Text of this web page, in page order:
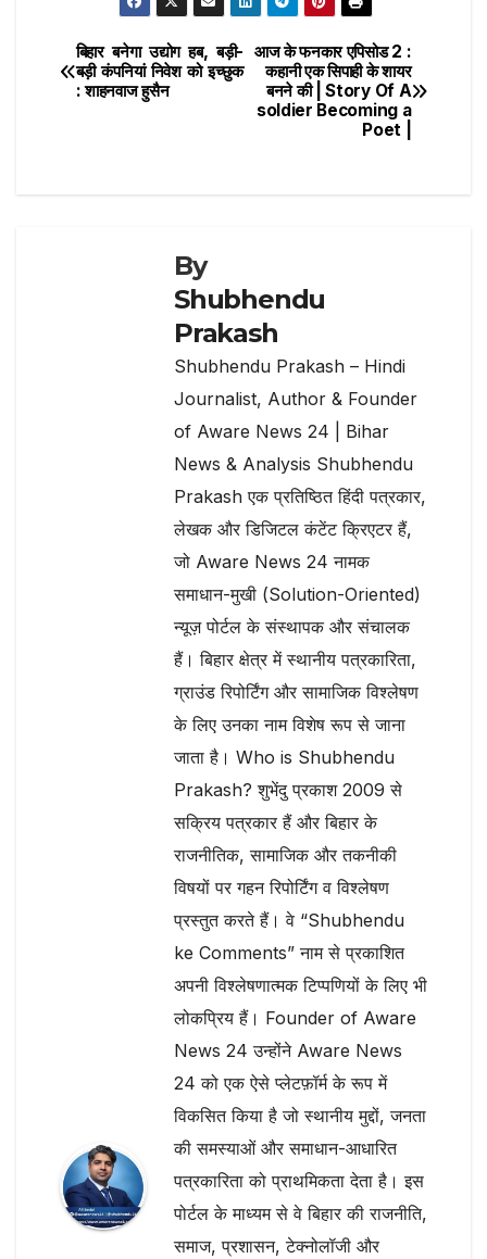
o
o
k
p
p
m
ar
e
Post
navigation
आज के फनकार एपिसोड 2 :
कहानी एक सिपाही के शायर
बनने की | Story Of A
soldier Becoming a
Poet |
बिहार बनेगा उद्योग हब, बड़ी-
बड़ी कंपनियां निवेश को इच्छुक
: शाहनवाज हुसैन
By
Shubhendu
Prakash
Shubhendu Prakash – Hindi
Journalist, Author & Founder
of Aware News 24 | Bihar
News & Analysis Shubhendu
Prakash एक प्रतिष्ठित हिंदी पत्रकार,
लेखक और डिजिटल कंटेंट क्रिएटर हैं,
जो Aware News 24 नामक
समाधान-मुखी (Solution-Oriented)
न्यूज़ पोर्टल के संस्थापक और संचालक
हैं। बिहार क्षेत्र में स्थानीय पत्रकारिता,
ग्राउंड रिपोर्टिंग और सामाजिक विश्लेषण
के लिए उनका नाम विशेष रूप से जाना
जाता है। Who is Shubhendu
Prakash? शुभेंदु प्रकाश 2009 से
सक्रिय पत्रकार हैं और बिहार के
राजनीतिक, सामाजिक और तकनीकी
विषयों पर गहन रिपोर्टिंग व विश्लेषण
प्रस्तुत करते हैं। वे “Shubhendu
ke Comments” नाम से प्रकाशित
अपनी विश्लेषणात्मक टिप्पणियों के लिए भी
लोकप्रिय हैं। Founder of Aware
News 24 उन्होंने Aware News
24 को एक ऐसे प्लेटफ़ॉर्म के रूप में
विकसित किया है जो स्थानीय मुद्दों, जनता
की समस्याओं और समाधान-आधारित
पत्रकारिता को प्राथमिकता देता है। इस
पोर्टल के माध्यम से वे बिहार की राजनीति,
समाज, प्रशासन, टेक्नोलॉजी और